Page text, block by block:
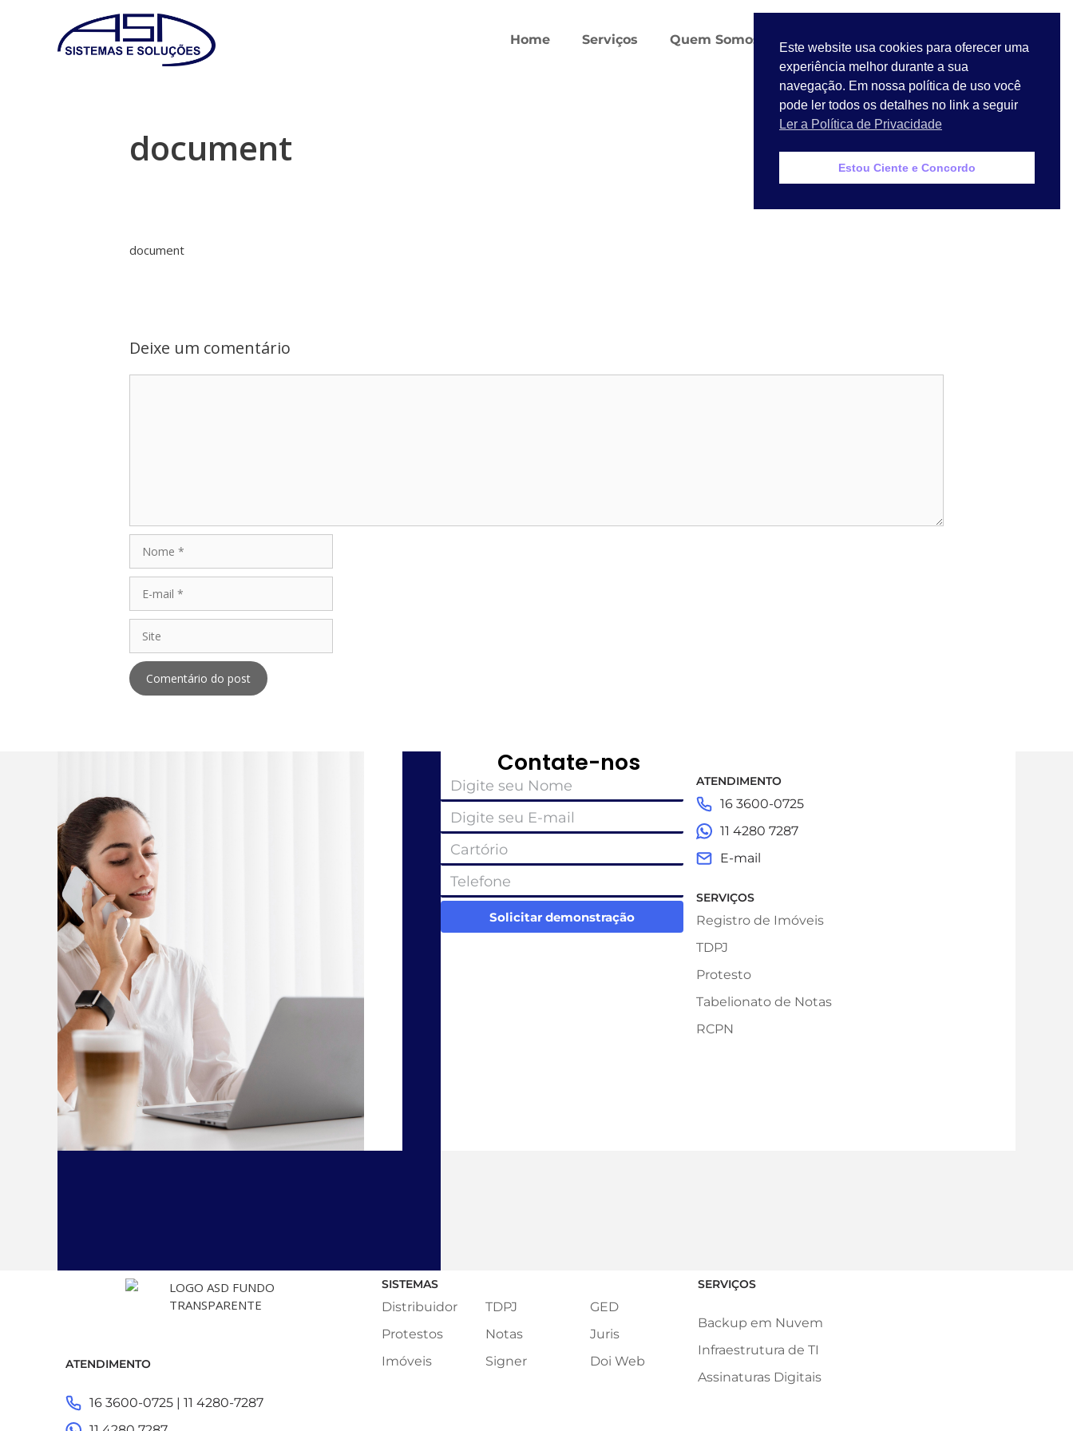
Home Serviços Quem Somos Contato LGPD LOGIN
document
document
Deixe um comentário
Contate-nos
Solicitar demonstração
ATENDIMENTO
16 3600-0725
11 4280 7287
E-mail
SERVIÇOS
Registro de Imóveis
TDPJ
Protesto
Tabelionato de Notas
RCPN
ATENDIMENTO
16 3600-0725 | 11 4280-7287
SISTEMAS
Distribuidor
Protestos
Imóveis
TDPJ
Notas
Signer
GED
Juris
Doi Web
SERVIÇOS
Backup em Nuvem
Infraestrutura de TI
Assinaturas Digitais
Este website usa cookies para oferecer uma
experiência melhor durante a sua
navegação. Em nossa política de uso você
pode ler todos os detalhes no link a seguir
Ler a Política de Privacidade
Estou Ciente e Concordo